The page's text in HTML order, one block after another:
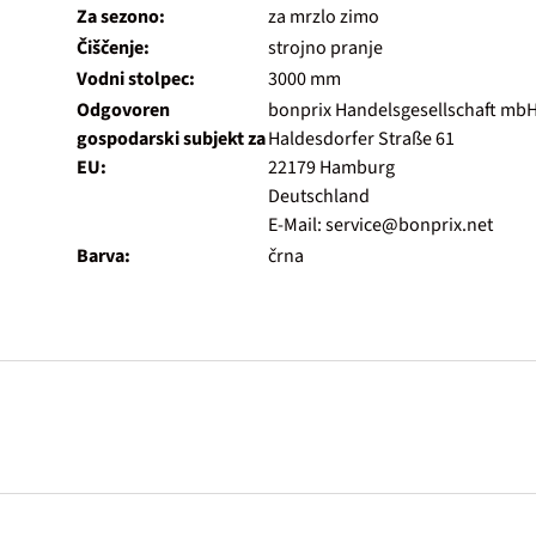
Za sezono:
za mrzlo zimo
Čiščenje:
strojno pranje
Vodni stolpec:
3000 mm
Odgovoren
gospodarski subjekt za
EU:
bonprix Handelsgesellschaft mbH
Haldesdorfer Straße 61
22179 Hamburg
Deutschland
E-Mail: service@bonprix.net
Barva:
črna